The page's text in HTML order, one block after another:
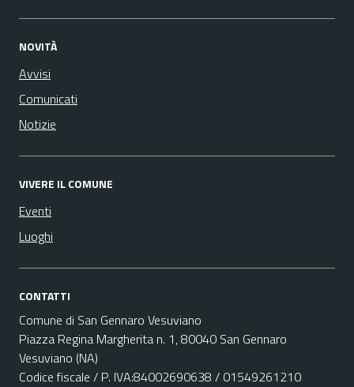
NOVITÀ
Avvisi
Comunicati
Notizie
VIVERE IL COMUNE
Eventi
Luoghi
CONTATTI
Comune di San Gennaro Vesuviano
Piazza Regina Margherita n. 1, 80040 San Gennaro
Vesuviano (NA)
Codice fiscale / P. IVA:84002690638 / 01549261210